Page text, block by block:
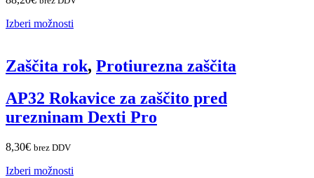
Izberi možnosti
Zaščita rok, Protiurezna zaščita
AP32 Rokavice za zaščito pred
urezninam Dexti Pro
8,30€ brez DDV
Izberi možnosti